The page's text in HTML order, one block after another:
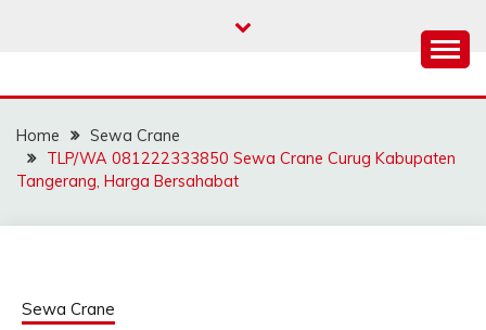
SAHABAT CRANE |
JASA SEWA CRANE |
FORKLIFT | SKYLIFT
Home
Sewa Crane
TLP/WA 081222333850 Sewa Crane Curug Kabupaten
Tangerang, Harga Bersahabat
Sewa Crane